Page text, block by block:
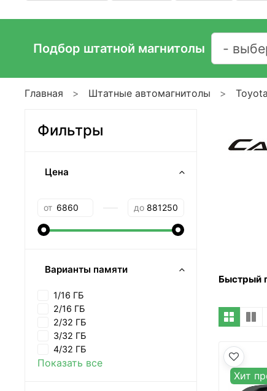
Подбор штатной магнитолы
Главная Штатные автомагнитолы Toyota
Быстрый
Хит
Фильтры
Цена
от до
Варианты памяти
1/16 ГБ
2/16 ГБ
2/32 ГБ
3/32 ГБ
4/32 ГБ
Показать все